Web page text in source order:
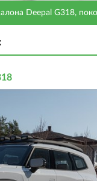
Deepal G318,